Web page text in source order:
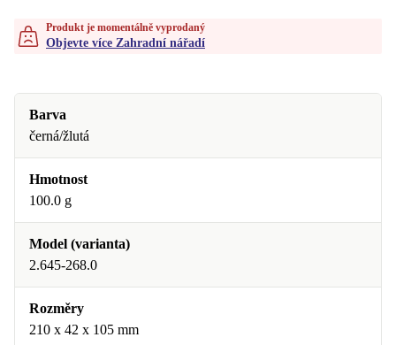
Produkt je momentálně vyprodaný
Objevte více Zahradní nářadí
Barva
černá/žlutá
Hmotnost
100.0 g
Model (varianta)
2.645-268.0
Rozměry
210 x 42 x 105 mm